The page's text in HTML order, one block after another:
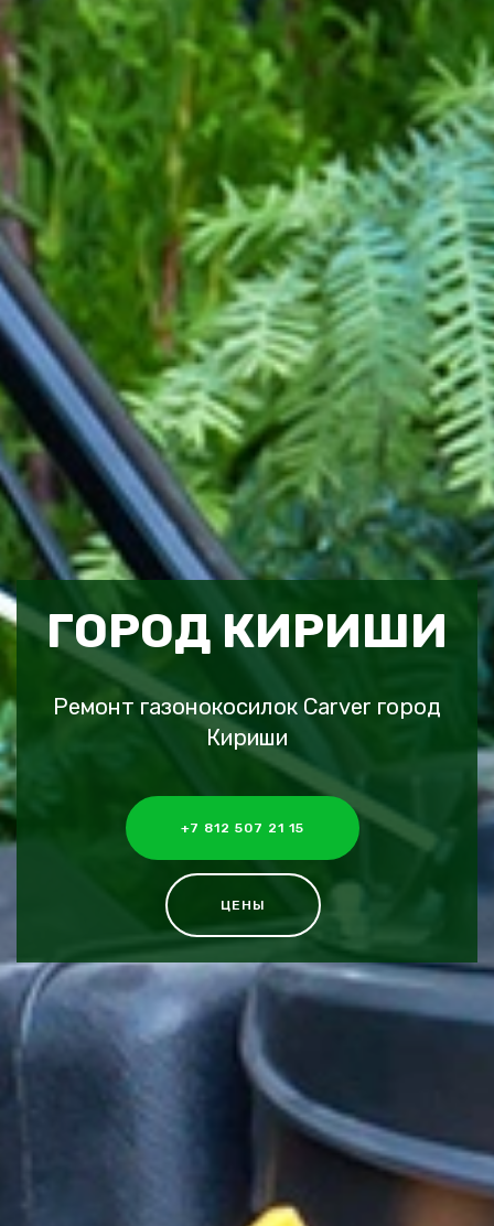
ГОРОД КИРИШИ
Ремонт газонокосилок Carver город
Кириши
+7 812 507 21 15
ЦЕНЫ